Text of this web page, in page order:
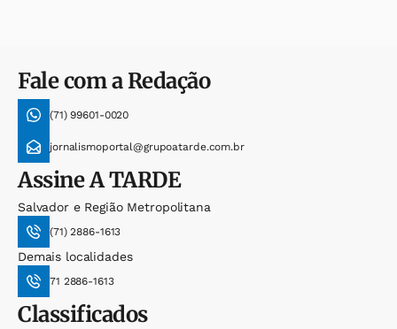
Fale com a Redação
(71) 99601-0020
jornalismoportal@grupoatarde.com.br
AssineA TARDE
Salvador e Região Metropolitana
(71) 2886-1613
Demais localidades
71 2886-1613
Classificados